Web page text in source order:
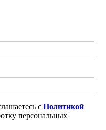
с Политикой
персональных